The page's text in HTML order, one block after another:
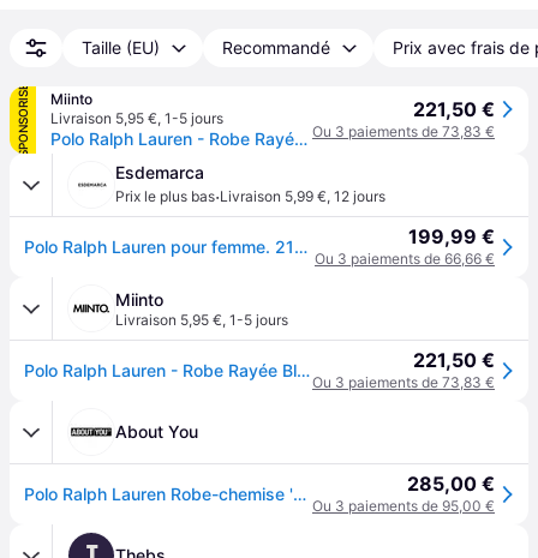
Taille (EU) Recommandé Prix avec frais de
SPONSORISÉ
Miinto
Livraison 5,95 €, 1-5 jours
Polo Ralph Lauren - Robe Rayée Bleue avec Ceinture à la Taille - Femme - Robes - Bleu - Taille: 42 FR
221,50 €
Ou 3 paiements de 73,83 €
Esdemarca
Prix le plus bas·Livraison 5,99 €, 12 jours
Polo Ralph Lauren pour femme. 211891428001 Robe chemise marine (42), Casuel, Coton, Manche longue - Marine 199,99 €
Ou 3 paiements de 66,66 €
Miinto
Livraison 5,95 €, 1-5 jours
Polo Ralph Lauren - Robe Rayée Bleue avec Ceinture à la Taille - Femme - Robes - Bleu - Taille: 42 FR 221,50 €
Ou 3 paiements de 73,83 €
About You
Polo Ralph Lauren Robe-chemise 'ELA' bleu marine / blanc 285,00 €
Ou 3 paiements de 95,00 €